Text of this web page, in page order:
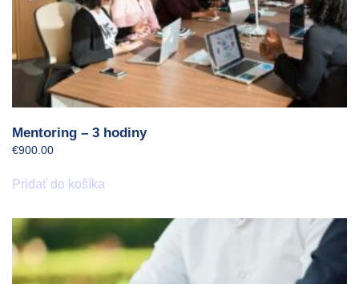
Mentoring – 3 hodiny
€900.00
Pridať do košíka